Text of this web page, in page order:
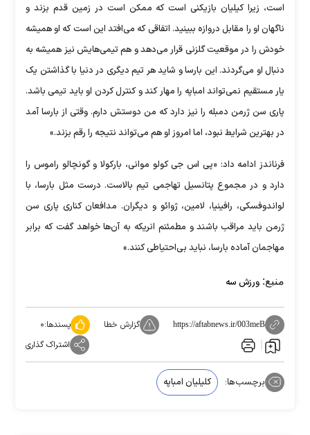
است، زیرا کیلیان بازیکنی است که ممکن است در زمین قدم بزند و
ناگهان او را مقابل دروازه ببینید. اتفاقی که می‌افتد این است که او همیشه
خودش را در موقعیت گلزنی قرار می‌دهد و هم تیمی‌هایش نیز همیشه به
دنبال او می‌گردند. این بارسا و شاید هر تیم دیگری در دنیا با گذاشتن یک
یار مستقیم نمی‌تواند امباپه را مهار کند و کنترل کردن او باید تیمی باشد.
پاری سن ژرمن دمبله را نیز دارد که من دوستش دارم. وقتی از بارسا آمد
در بهترین شرایط نبود، اما امروز او هم می‌تواند نتیجه را رقم بزند.»
فرناندز ادامه داد: «پی اس جی کولو موانی، بارکولا و گونچالو راموس را
دارد و در مجموع پتانسیل تهاجمی تیم بالاست. درست مثل بارسا، با
لواندوفسکی، رافینیا، لامین، ژوائو و دیگران. مدافعان کناری پاری سن
ژرمن باید مراقب باشند و مطمئنم انریکه به آن‌ها خواهد گفت که برابر
مهاجمان آماده بارسا، نباید بی‌احتیاطی کنند.»
منبع: ورزش سه
https://aftabnews.ir/003meB گزارش خطا پسندها:۰
اشتراک گذاری
برچسب‌ها: کلیلیان امباپه